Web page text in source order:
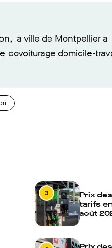
la ville de Montpellier a
covoiturage domicile-
3
Prix
tarifs
août